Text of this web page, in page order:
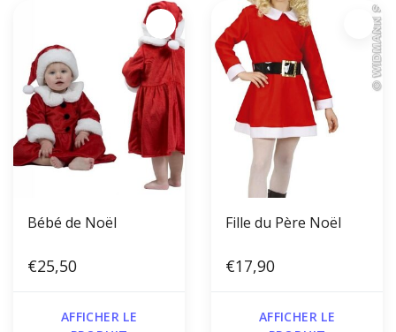
Bébé de Noël
€25,50
AFFICHER LE
Fille du Père Noël
€17,90
AFFICHER LE